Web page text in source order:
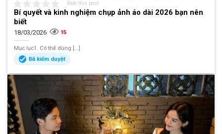
Rate this post
Bí quyết và kinh nghiệm chụp ảnh áo dài 2026 bạn nên
biết
18/03/2026 15
Mục lục1. Có thể dùng [...]
Đã kiểm duyệt